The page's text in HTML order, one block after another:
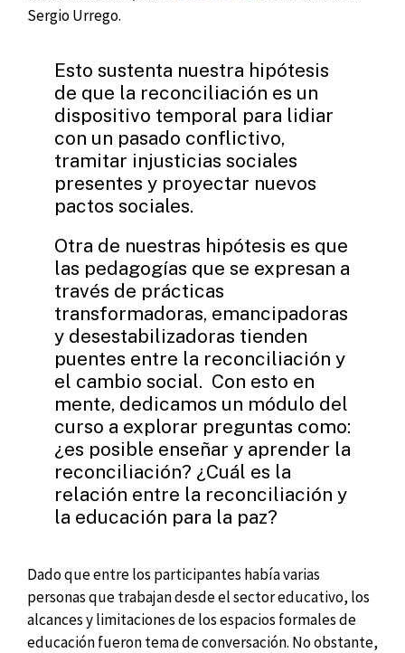
Sergio Urrego.
Esto sustenta nuestra hipótesis
de que la reconciliación es un
dispositivo temporal para lidiar
con un pasado conflictivo,
tramitar injusticias sociales
presentes y proyectar nuevos
pactos sociales.
Otra de nuestras hipótesis es que
las pedagogías que se expresan a
través de prácticas
transformadoras, emancipadoras
y desestabilizadoras tienden
puentes entre la reconciliación y
el cambio social. Con esto en
mente, dedicamos un módulo del
curso a explorar preguntas como:
¿es posible enseñar y aprender la
reconciliación? ¿Cuál es la
relación entre la reconciliación y
la educación para la paz?
Dado que entre los participantes había varias
personas que trabajan desde el sector educativo, los
alcances y limitaciones de los espacios formales de
educación fueron tema de conversación. No obstante,